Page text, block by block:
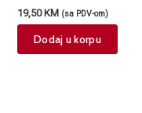
19,50KM (sa PDV-om)
Dodaj u korpu